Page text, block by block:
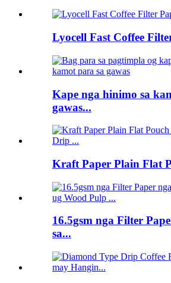
Lyocell Fast Coffee
Kape nga hinimo sa
gawas...
Kraft Paper Plain Flat
16.5gsm nga Filter
sa...